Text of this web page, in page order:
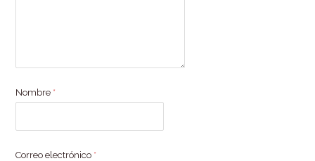
Nombre *
Correo electrónico *